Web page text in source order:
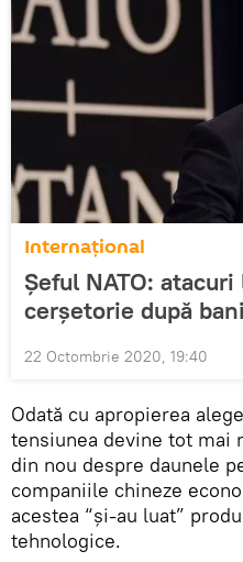
Internaţional
Șeful NATO:
cerșetorie după bani
22 Octombrie 2020, 19:40
Odată cu apropierea
tensiunea devine tot mai
din nou despre daunele
companiile chineze
acestea “și-au luat”
tehnologice.